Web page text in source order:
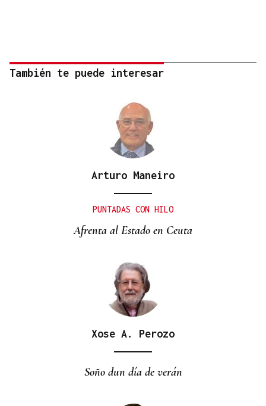
También te puede interesar
Arturo Maneiro
PUNTADAS CON HILO
Afrenta al Estado en Ceuta
Xose A. Perozo
Soño dun día de verán